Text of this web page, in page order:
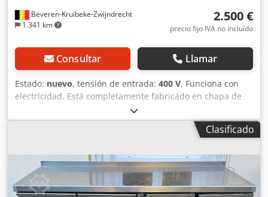
Beveren-Kruibeke-Zwijndrecht
1.341 km
2.500 €
precio fijo IVA no incluído
Consultar Llamar
Estado: nuevo, tensión de entrada: 400 V, Funciona con
electricidad. Está completamente fabricado en chapa de
acero inoxidable AISI304 18/8 Cr-Ni. Dispone de un cuerpo
reforzado con sección tubular de acero inoxidable de
25*25*1,2 mm. Los calefactores cerámicos están
forma independiente. Tiene 5 filas, y cada fila cuenta con 3
calefactores; todos los calefactores pueden reemplazarse
individualmente si es necesario. Cada máquina incluye
Clasificado